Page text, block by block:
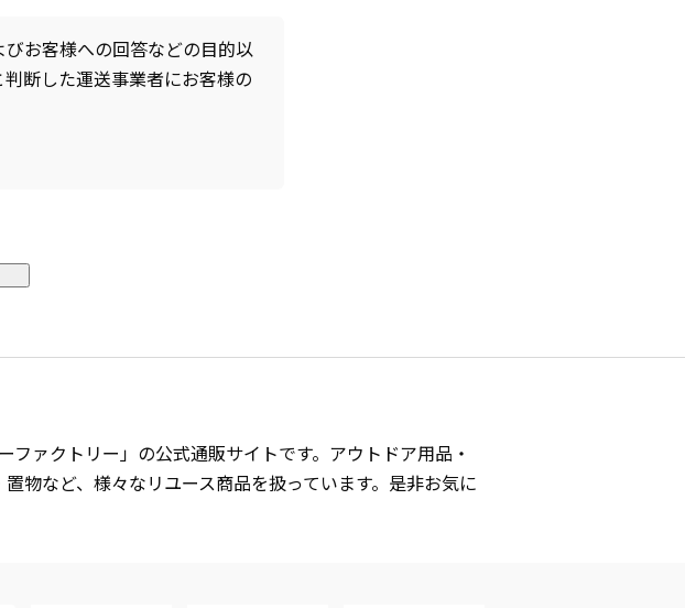
お客様への回答などの目的以
断した運送事業者にお客様の
ァクトリー」の公式通販サイトです。アウトドア用品・
物など、様々なリユース商品を扱っています。是非お気に